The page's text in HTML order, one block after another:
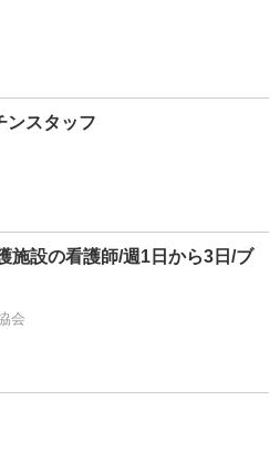
ンスタッフ
施設の看護師/週1日から3日/ブ
会